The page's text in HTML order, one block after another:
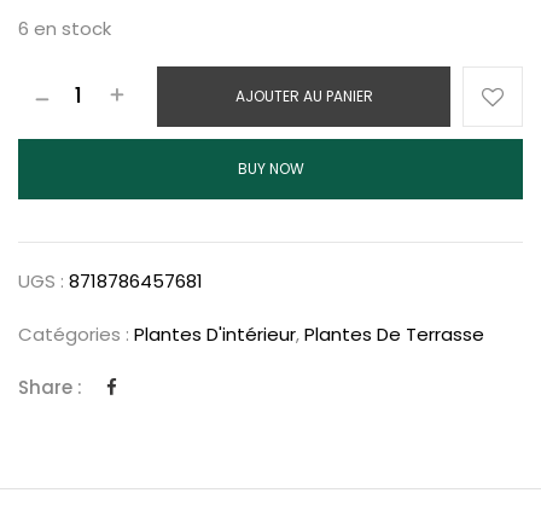
6 en stock
AJOUTER AU PANIER
BUY NOW
UGS : 8718786457681
Catégories : Plantes D'intérieur,Plantes De Terrasse
Share :